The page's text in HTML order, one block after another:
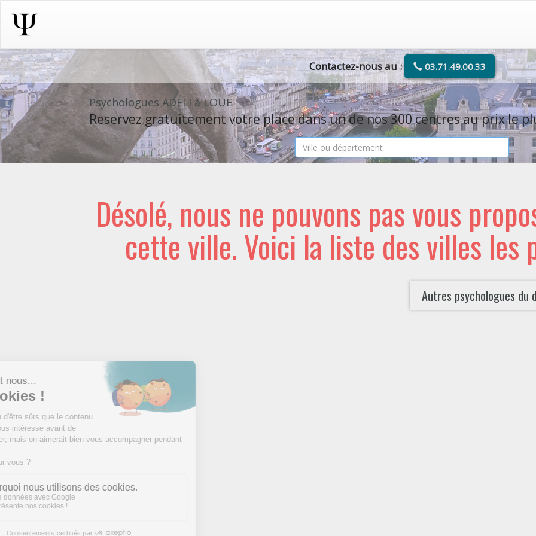
Contactez-nous au : 03.71.49.00.33
Psychologues ADELI à LOUE
Reservez gratuitement votre place dans un de nos 300 centres au prix le
Désolé, nous ne pouvons pas vous
cette ville. Voici la liste des villes les
Autres psychologues du